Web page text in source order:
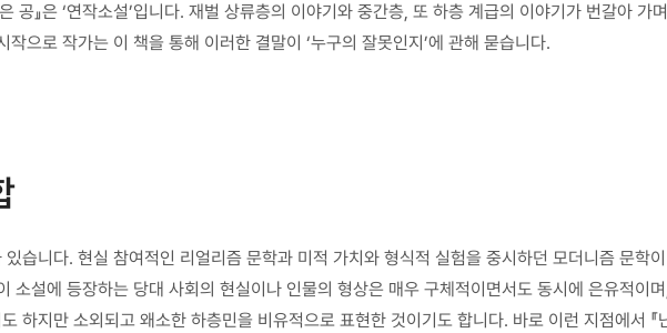
공』은 ‘연작소설’입니다. 재벌 상류층의 이야기와 중간층, 또 하층 계급의 이야기가 번갈아 가
으로 작가는 이 책을 통해 이러한 결말이 ‘누구의 잘못인지’에 관해 묻습니다.
있습니다. 현실 참여적인 리얼리즘 문학과 미적 가치와 형식적 실험을 중시하던 모더니즘 문학
소설에 등장하는 당대 사회의 현실이나 인물의 형상은 매우 구체적이면서도 동시에 은유적이
하지만 소외되고 왜소한 하층민을 비유적으로 표현한 것이기도 합니다. 바로 이런 지점에서 『